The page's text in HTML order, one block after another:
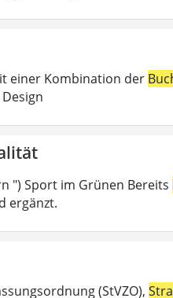
einer Kombination der
") Sport im Grünen Bereits
ergänzt.
(StVZO),